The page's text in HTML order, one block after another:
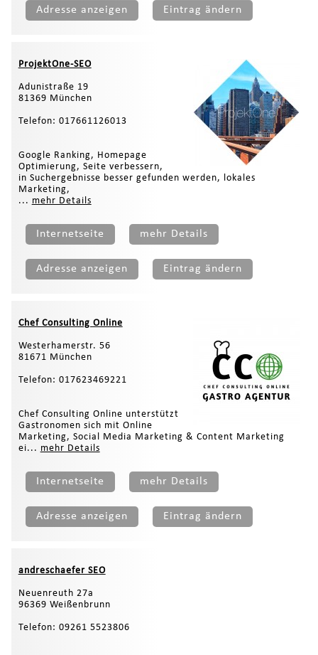
Adresse anzeigen Eintrag ändern
ProjektOne-SEO
Adunistraße 19
81369 München
Telefon: 017661126013
Google Ranking, Homepage
Optimierung, Seite verbessern,
in Suchergebnisse besser gefunden werden, lokales
Marketing,
... mehr Details
Internetseite mehr Details
Adresse anzeigen Eintrag ändern
Chef Consulting Online
Westerhamerstr. 56
81671 München
Telefon: 017623469221
Chef Consulting Online unterstützt
Gastronomen sich mit Online
Marketing, Social Media Marketing & Content Marketing
ei... mehr Details
Internetseite mehr Details
Adresse anzeigen Eintrag ändern
andreschaefer SEO
Neuenreuth 27a
96369 Weißenbrunn
Telefon: 09261 5523806